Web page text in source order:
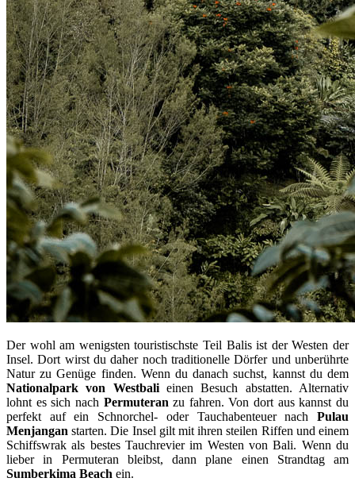
Der wohl am wenigsten touristischste Teil Balis ist der Westen der
Insel. Dort wirst du daher noch traditionelle Dörfer und unberührte
Natur zu Genüge finden. Wenn du danach suchst, kannst du dem
Nationalpark von Westbalieinen Besuch abstatten. Alternativ
lohnt es sich nach Permuteran zu fahren. Von dort aus kannst du
perfekt auf ein Schnorchel- oder Tauchabenteuer nach Pulau
Menjangan starten. Die Insel gilt mit ihren steilen Riffen und einem
Schiffswrak als bestes Tauchrevier im Westen von Bali. Wenn du
lieber in Permuteran bleibst, dann plane einen Strandtag am
Sumberkima Beach ein.